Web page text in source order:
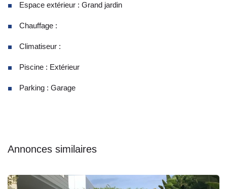
Espace extérieur : Grand jardin
Chauffage :
Climatiseur :
Piscine : Extérieur
Parking : Garage
Annonces similaires